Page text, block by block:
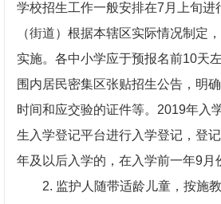
学校招生工作一般安排在7月上旬进
（街道）根据本辖区实际情况制定
实施。各中小学应于预报名前10天
围内居民密集区张贴招生公告，明
时间和应交验的证件等。2019年入
生入学登记平台进行入学登记，登
年及以后入学的，在入学前一年9月
2. 监护人随带适龄儿童，按施